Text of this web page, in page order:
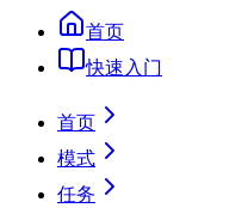
首页
快速入门
首页
模式
任务